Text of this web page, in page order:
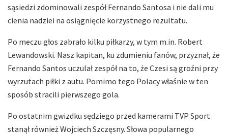
sąsiedzi zdominowali zespół Fernando Santosa i nie dali mu
cienia nadziei na osiągnięcie korzystnego rezultatu.
Po meczu głos zabrało kilku piłkarzy, w tym m.in. Robert
Lewandowski. Nasz kapitan, ku zdumieniu fanów, przyznał, że
Fernando Santos uczulał zespół na to, że Czesi są groźni przy
wyrzutach piłki z autu. Pomimo tego Polacy właśnie w ten
sposób stracili pierwszego gola.
Po ostatnim gwizdku sędziego przed kamerami TVP Sport
stanął również Wojciech Szczęsny. Słowa popularnego